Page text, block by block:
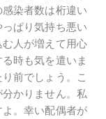
染者数は桁違い
ぱり気持ち悪い
人が増えて用心
時も気を遣いま
前でしょう。こ
かりません。私
。幸い配偶者が